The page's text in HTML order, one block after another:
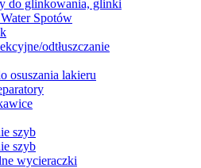
do glinkowania, glinki
Spotów
odtłuszczanie
osuszania lakieru
szyb
szyb
wycieraczki